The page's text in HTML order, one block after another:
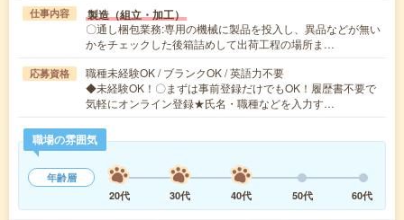
仕事内容 製造（組立・加工）
〇通し梱包業務:専用の機械に製品を投入し、異品などが無い
かをチェックした後箱詰めして出荷工程の場所ま…
応募資格
職種未経験OK / ブランクOK / 英語力不要
◆未経験OK！〇まずは事前登録だけでもOK！履歴書不要で
気軽にオンライン登録★氏名・職種などを入力す…
職場の雰囲気
年齢層
20代
30代 40代 50代 60代